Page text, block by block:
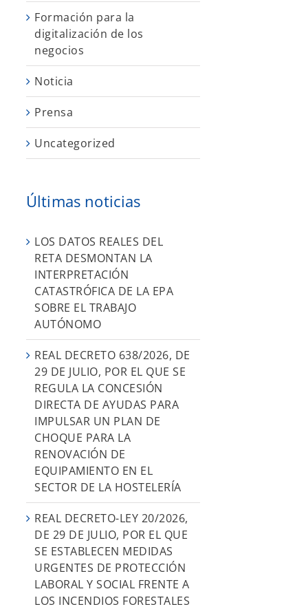
Formación para la
digitalización de los
negocios
Noticia
Prensa
Uncategorized
Últimas noticias
LOS DATOS REALES DEL
RETA DESMONTAN LA
INTERPRETACIÓN
CATASTRÓFICA DE LA EPA
SOBRE EL TRABAJO
AUTÓNOMO
REAL DECRETO 638/2026, DE
29 DE JULIO, POR EL QUE SE
REGULA LA CONCESIÓN
DIRECTA DE AYUDAS PARA
IMPULSAR UN PLAN DE
CHOQUE PARA LA
RENOVACIÓN DE
EQUIPAMIENTO EN EL
SECTOR DE LA HOSTELERÍA
REAL DECRETO-LEY 20/2026,
DE 29 DE JULIO, POR EL QUE
SE ESTABLECEN MEDIDAS
URGENTES DE PROTECCIÓN
LABORAL Y SOCIAL FRENTE A
LOS INCENDIOS FORESTALES